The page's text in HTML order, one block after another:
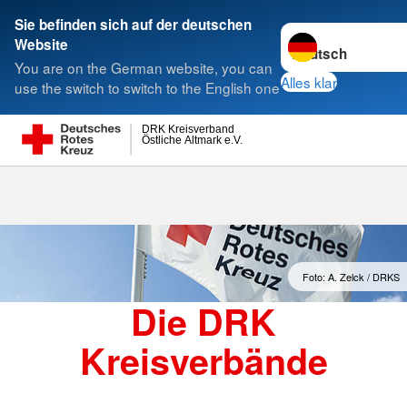
Sie befinden sich auf der deutschen
Website
You are on the German website, you can
use the switch to switch to the English one
Sprache wechseln
Alles klar
Östliche Altmark e.V.
DRK Kreisverband
Suche
Kreisverbände
Foto: A. Zelck / DRKS
Die DRK
Kreisverbände